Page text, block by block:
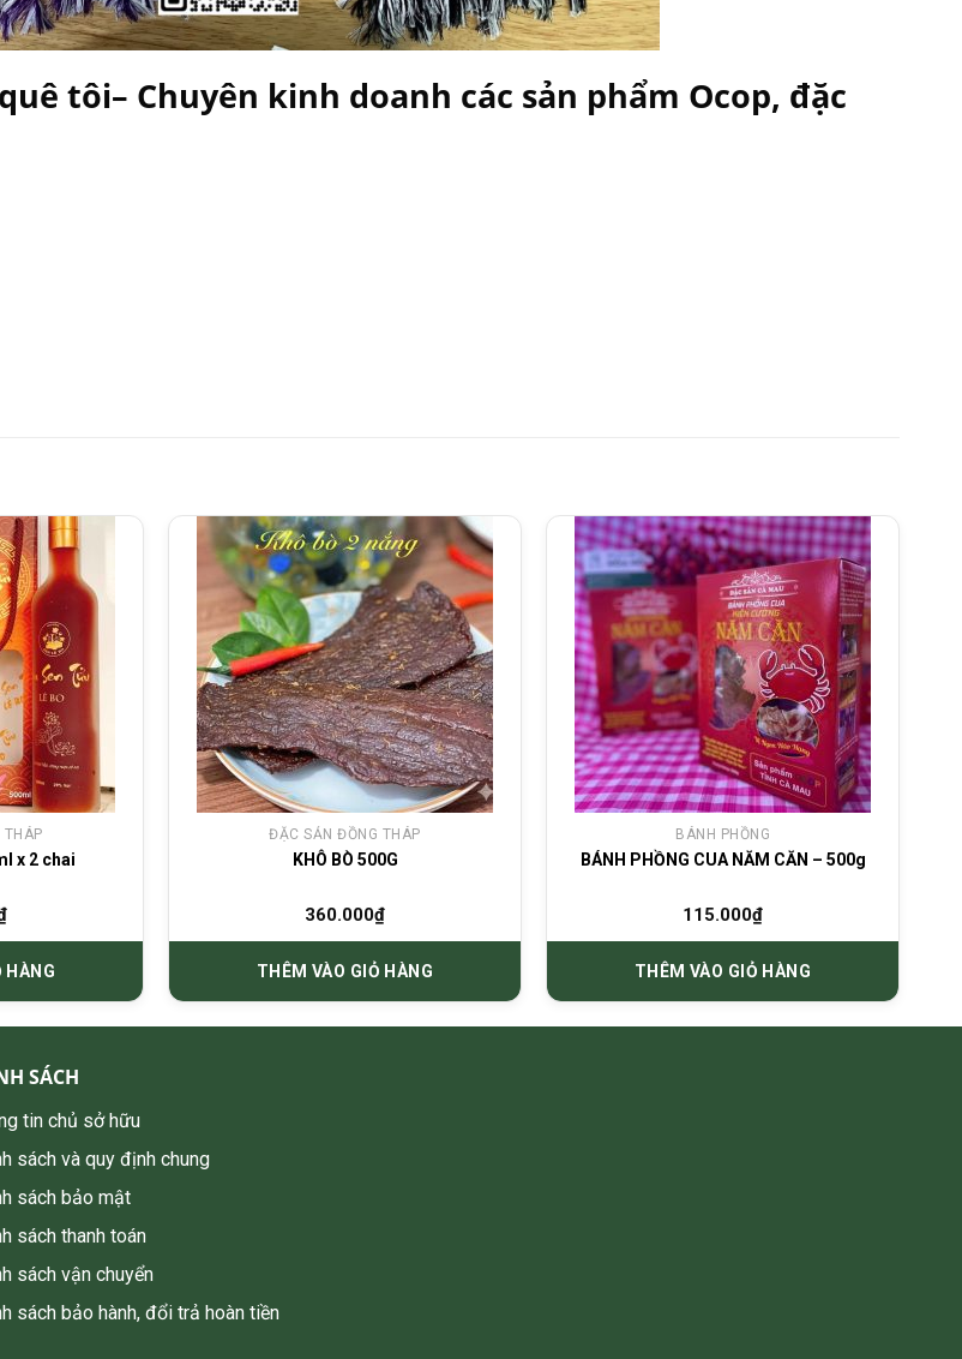
tôi– Chuyên kinh doanh các sản phẩm Ocop, đặc
x 2 chai
HÀNG
ĐẶC SẢN ĐỒNG THÁP
KHÔ BÒ 500G
360.000₫
THÊM VÀO GIỎ HÀNG
BÁNH PHỒNG
BÁNH PHỒNG CUA NĂM CĂN – 500g
115.000₫
THÊM VÀO GIỎ HÀNG
SÁCH
tin chủ sở hữu
sách và quy định chung
sách bảo mật
sách thanh toán
sách vận chuyển
sách bảo hành, đổi trả hoàn tiền